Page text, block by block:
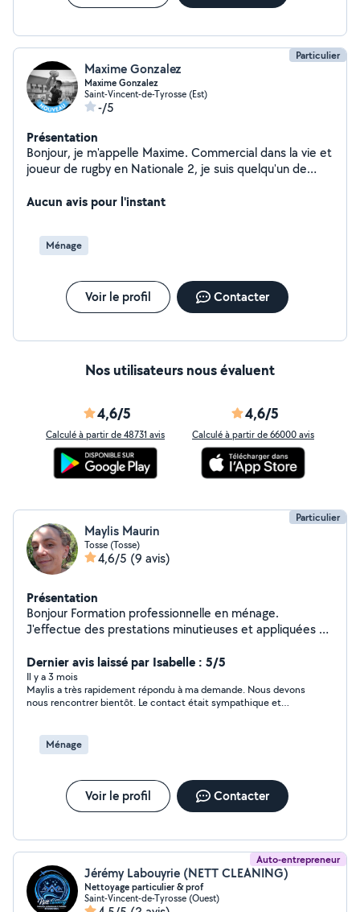
viendrai vous rencontrer ,mieux me présenter avec
Particulier
Maxime Gonzalez
Maxime Gonzalez
Saint-Vincent-de-Tyrosse (Est)
-/5
Présentation
Bonjour, je m'appelle Maxime. Commercial dans la vie et
joueur de rugby en Nationale 2, je suis quelqu'un de
bien fait et je m'investis toujours à 100 % dans ce que
professionnalisme et bonne humeur. Ponctuel, soigneux
et respectueux, je prends le temps de faire les choses
pas à me contacter, je réponds rapidement et je serai
ravi de vous aider. À très vite
Aucun avis pour l'instant
Ménage
Voir le profil Contacter
Nos utilisateurs nous évaluent
4,6/5
Calculé à partir de 48731 avis
4,6/5
Calculé à partir de 66000 avis
Particulier
Maylis Maurin
Tosse (Tosse)
4,6/5 (9 avis)
Présentation
Bonjour Formation professionnelle en ménage.
J'effectue des prestations minutieuses et appliquées à
passe par le CESU ou en MICRO-ENTREPRISE. Je reste
à disposition pour toutes questions. Belle journée.
Maylis
Dernier avis laissé par Isabelle : 5/5
Il y a 3 mois
Maylis a très rapidement répondu à ma demande. Nous devons
nous rencontrer bientôt. Le contact était sympathique et
Ménage
Voir le profil Contacter
Auto-entrepreneur
Jérémy Labouyrie (NETT CLEANING)
Nettoyage particulier & prof
Saint-Vincent-de-Tyrosse (Ouest)